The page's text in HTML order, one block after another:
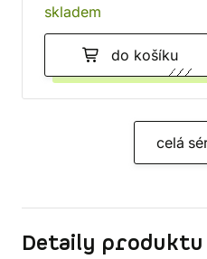
skladem
do košíku
celá
Detaily produktu